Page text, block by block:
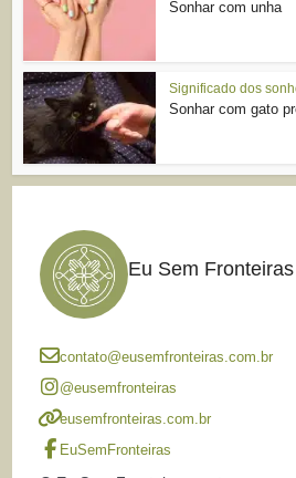
Sonhar com unha
Significado dos
Sonhar com gato
Eu Sem Fronteiras
contato@eusemfronteiras.com.br
@eusemfronteiras
eusemfronteiras.com.br
EuSemFronteiras